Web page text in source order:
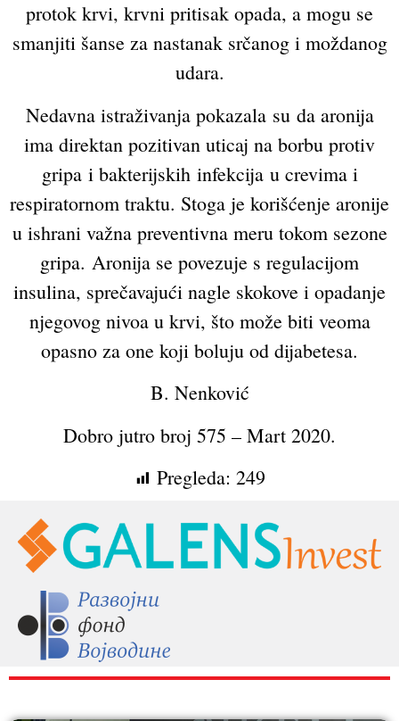
protok krvi, krvni pritisak opada, a mogu se
smanjiti šanse za nastanak srčanog i moždanog
udara.
Nedavna istraživanja pokazala su da aronija
ima direktan pozitivan uticaj na borbu protiv
gripa i bakterijskih infekcija u crevima i
respiratornom traktu. Stoga je korišćenje aronije
u ishrani važna preventivna meru tokom sezone
gripa. Aronija se povezuje s regulacijom
insulina, sprečavajući nagle skokove i opadanje
njegovog nivoa u krvi, što može biti veoma
opasno za one koji boluju od dijabetesa.
B. Nenković
Dobro jutro broj 575 – Mart 2020.
Pregleda: 249
RAZNO